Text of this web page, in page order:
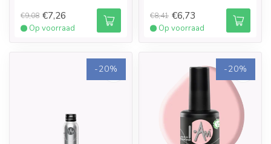
€9,08 €7,26
Op voorraad
€8,41 €6,73
Op voorraad
-20% -20%